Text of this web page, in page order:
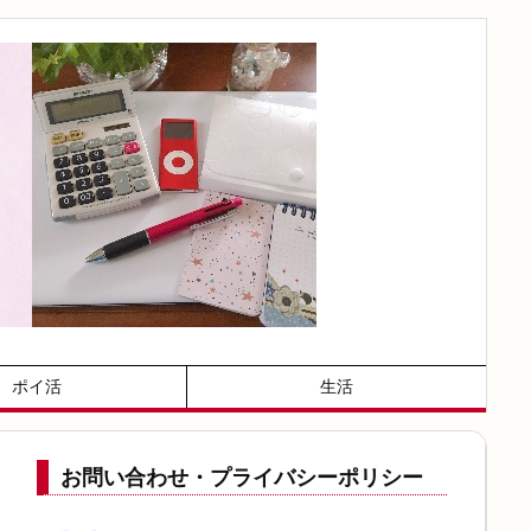
ポイ活 生活
お問い合わせ・プライバシーポリシー